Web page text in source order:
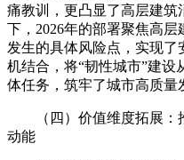
痛教训，更凸显了高层建
下，2026年的部署聚焦高
发生的具体风险点，实现
机结合，将“韧性城市”建
体任务，筑牢了城市高质量
（四）价值维度拓展：
动能